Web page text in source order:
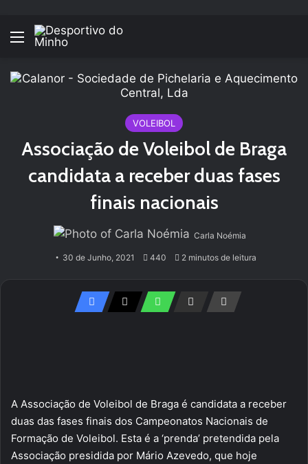
Menu
VOLEIBOL
Associação de Voleibol de Braga
candidata a receber duas fases
finais nacionais
Carla Noémia
30 de Junho, 2021 440 2 minutos de leitura
A Associação de Voleibol de Braga é candidata a receber
duas das fases finais dos Campeonatos Nacionais de
Formação de Voleibol. Esta é a ‘prenda’ pretendida pela
Associação presidida por Mário Azevedo, que hoje